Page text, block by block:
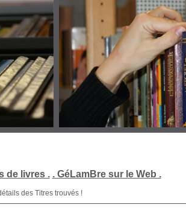
de livres . . GéLamBre sur le Web .
des Titres trouvés !